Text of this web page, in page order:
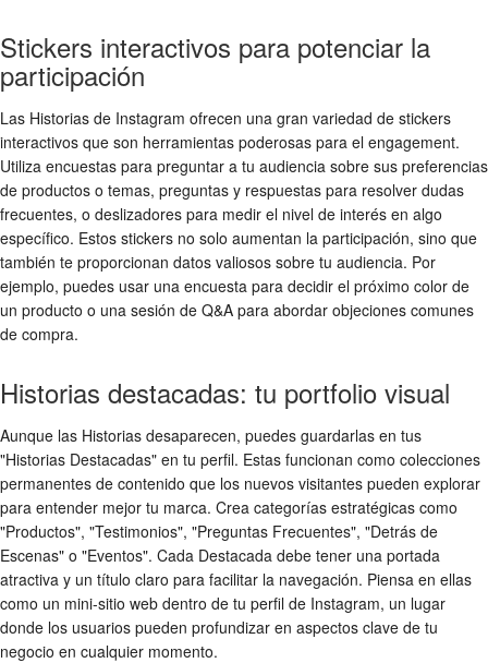
Stickers interactivos para potenciar la
participación
Las Historias de Instagram ofrecen una gran variedad de stickers
interactivos que son herramientas poderosas para el engagement.
Utiliza encuestas para preguntar a tu audiencia sobre sus preferencias
de productos o temas, preguntas y respuestas para resolver dudas
frecuentes, o deslizadores para medir el nivel de interés en algo
específico. Estos stickers no solo aumentan la participación, sino que
también te proporcionan datos valiosos sobre tu audiencia. Por
ejemplo, puedes usar una encuesta para decidir el próximo color de
un producto o una sesión de Q&A para abordar objeciones comunes
de compra.
Historias destacadas: tu portfolio visual
Aunque las Historias desaparecen, puedes guardarlas en tus
"Historias Destacadas" en tu perfil. Estas funcionan como colecciones
permanentes de contenido que los nuevos visitantes pueden explorar
para entender mejor tu marca. Crea categorías estratégicas como
"Productos", "Testimonios", "Preguntas Frecuentes", "Detrás de
Escenas" o "Eventos". Cada Destacada debe tener una portada
atractiva y un título claro para facilitar la navegación. Piensa en ellas
como un mini-sitio web dentro de tu perfil de Instagram, un lugar
donde los usuarios pueden profundizar en aspectos clave de tu
negocio en cualquier momento.